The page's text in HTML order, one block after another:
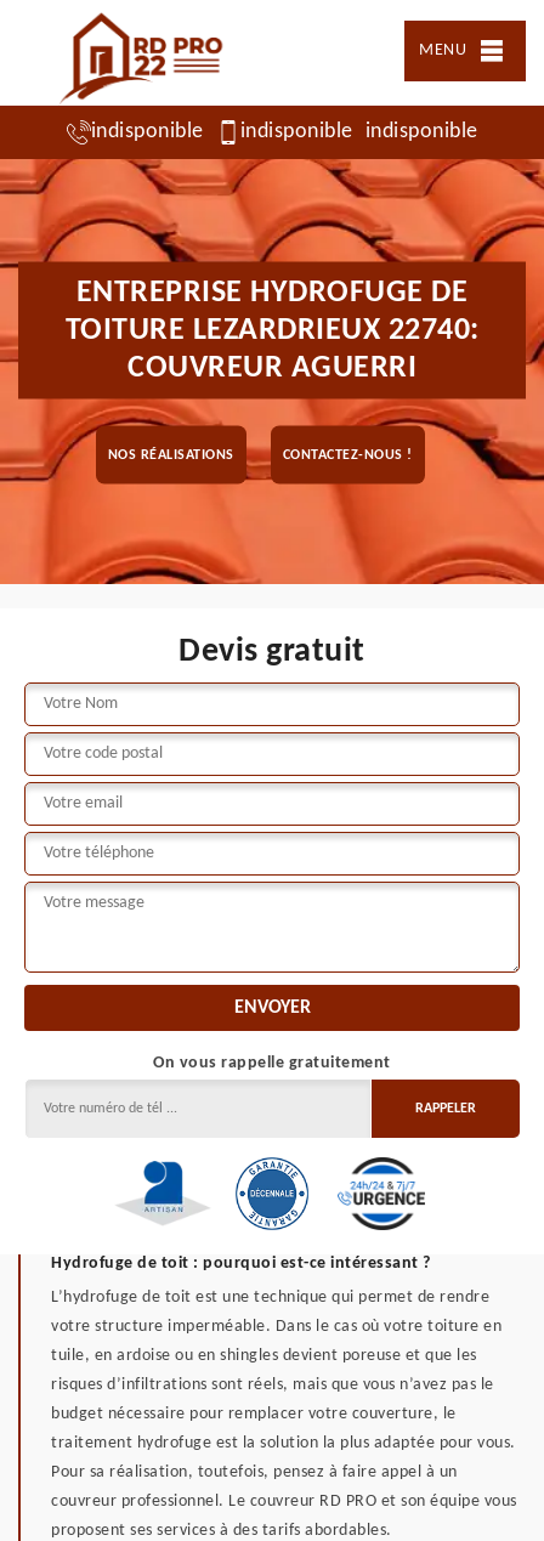
MENU
indisponible indisponible indisponible
ENTREPRISE HYDROFUGE DE
TOITURE LEZARDRIEUX 22740:
COUVREUR AGUERRI
NOS RÉALISATIONS CONTACTEZ-NOUS !
Devis gratuit
On vous rappelle gratuitement
Hydrofuge de toit : pourquoi est-ce intéressant ?
L’hydrofuge de toit est une technique qui permet de rendre
votre structure imperméable. Dans le cas où votre toiture en
tuile, en ardoise ou en shingles devient poreuse et que les
risques d’infiltrations sont réels, mais que vous n’avez pas le
budget nécessaire pour remplacer votre couverture, le
traitement hydrofuge est la solution la plus adaptée pour vous.
Pour sa réalisation, toutefois, pensez à faire appel à un
couvreur professionnel. Le couvreur RD PRO et son équipe vous
proposent ses services à des tarifs abordables.